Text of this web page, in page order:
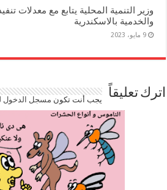
وزير التنمية المحلية يتابع مع معدلات
والخدمية بالاسكندرية
9 مايو، 2023
اترك تعليقاً يجب أنت تكون مسجل الدخول